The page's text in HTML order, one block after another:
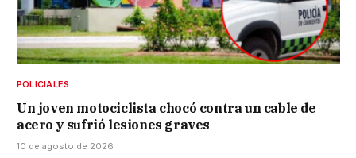
POLICIALES
Un joven motociclista chocó contra un cable de
acero y sufrió lesiones graves
10 de agosto de 2026